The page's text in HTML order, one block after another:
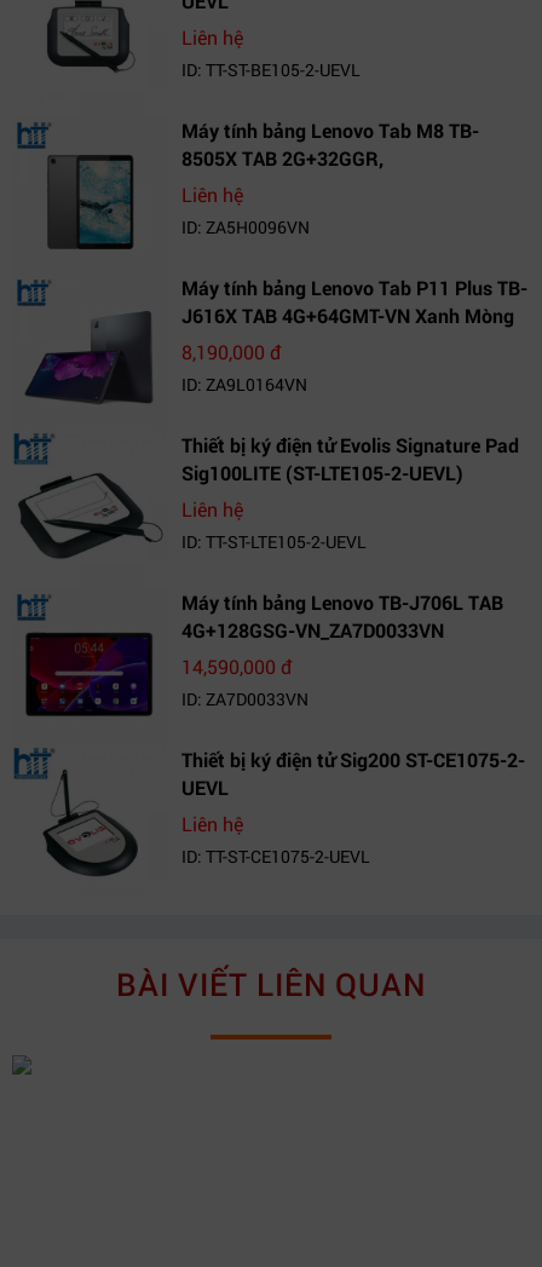
Liên hệ
ID: TT-ST-BE105-2-UEVL
Máy tính bảng Lenovo Tab M8 TB-
8505X TAB 2G+32GGR,
VN_ZA5H0096VN
Liên hệ
ID: ZA5H0096VN
Máy tính bảng Lenovo Tab P11 Plus TB-
J616X TAB 4G+64GMT-VN Xanh Mòng
Két_ZA9L0164VN
8,190,000 đ
ID: ZA9L0164VN
Thiết bị ký điện tử Evolis Signature Pad
Sig100LITE (ST-LTE105-2-UEVL)
Liên hệ
ID: TT-ST-LTE105-2-UEVL
Máy tính bảng Lenovo TB-J706L TAB
4G+128GSG-VN_ZA7D0033VN
14,590,000 đ
ID: ZA7D0033VN
Thiết bị ký điện tử Sig200 ST-CE1075-2-
UEVL
Liên hệ
ID: TT-ST-CE1075-2-UEVL
BÀI VIẾT LIÊN QUAN